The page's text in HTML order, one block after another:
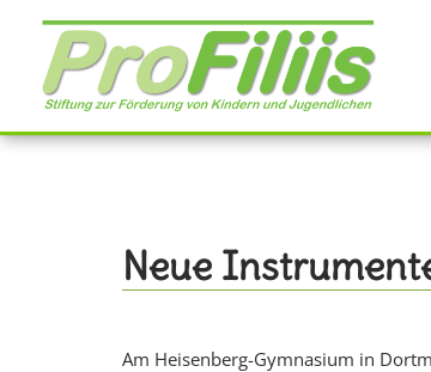
Direkt
Inhalt
Neue
Am Heisenberg-Gymnasium in